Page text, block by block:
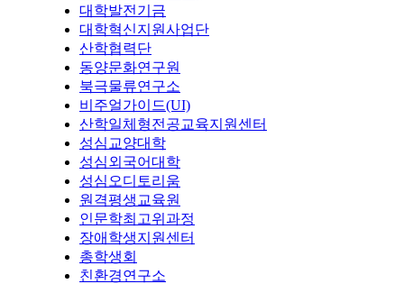
대학발전기금
대학혁신지원사업단
산학협력단
동양문화연구원
북극물류연구소
비주얼가이드(UI)
산학일체형전공교육지원센터
성심교양대학
성심외국어대학
성심오디토리움
원격평생교육원
인문학최고위과정
장애학생지원센터
총학생회
친환경연구소